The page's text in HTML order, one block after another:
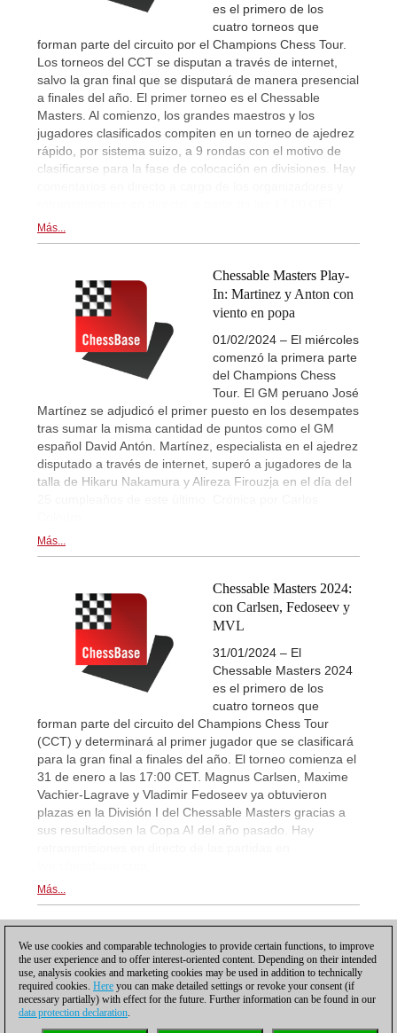
es el primero de los
cuatro torneos que
forman parte del circuito por el Champions Chess Tour.
Los torneos del CCT se disputan a través de internet,
salvo la gran final que se disputará de manera presencial
a finales del año. El primer torneo es el Chessable
Masters. Al comienzo, los grandes maestros y los
jugadores clasificados compiten en un torneo de ajedrez
rápido, por sistema suizo, a 9 rondas con el motivo de
clasificarse para la fase de colocación en divisiones. Hay
Más...
Chessable Masters Play-
In: Martinez y Anton con
viento en popa
01/02/2024 – El miércoles
comenzó la primera parte
del Champions Chess
Tour. El GM peruano José
Martínez se adjudicó el primer puesto en los desempates
tras sumar la misma cantidad de puntos como el GM
español David Antón. Martínez, especialista en el ajedrez
disputado a través de internet, superó a jugadores de la
talla de Hikaru Nakamura y Alireza Firouzja en el día del
Más...
Chessable Masters 2024:
con Carlsen, Fedoseev y
MVL
31/01/2024 – El
Chessable Masters 2024
es el primero de los
cuatro torneos que
forman parte del circuito del Champions Chess Tour
(CCT) y determinará al primer jugador que se clasificará
para la gran final a finales del año. El torneo comienza el
31 de enero a las 17:00 CET. Magnus Carlsen, Maxime
Vachier-Lagrave y Vladimir Fedoseev ya obtuvieron
plazas en la División I del Chessable Masters gracias a
sus resultadosen la Copa AI del año pasado. Hay
Más...
We use cookies and comparable technologies to provide certain functions, to improve
the user experience and to offer interest-oriented content. Depending on their intended
use, analysis cookies and marketing cookies may be used in addition to technically
required cookies. Here you can make detailed settings or revoke your consent (if
necessary partially) with effect for the future. Further information can be found in our
data protection declaration.